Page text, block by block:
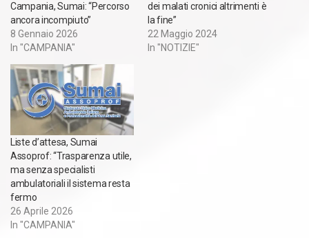
Campania, Sumai: “Percorso
ancora incompiuto”
8 Gennaio 2026
In "CAMPANIA"
dei malati cronici altrimenti è
la fine”
22 Maggio 2024
In "NOTIZIE"
Liste d’attesa, Sumai
Assoprof: “Trasparenza utile,
ma senza specialisti
ambulatoriali il sistema resta
fermo
26 Aprile 2026
In "CAMPANIA"